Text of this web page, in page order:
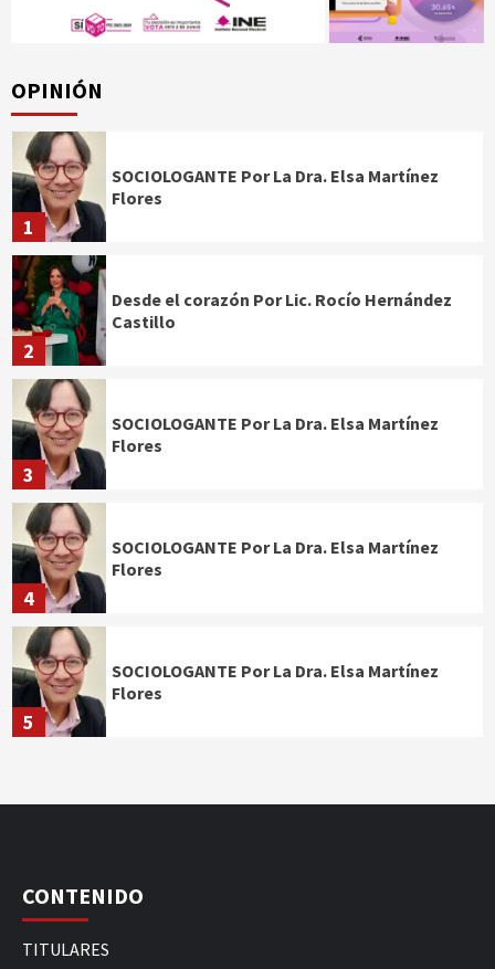
OPINIÓN
1
SOCIOLOGANTE Por La Dra. Elsa Martínez
Flores
2
Desde el corazón Por Lic. Rocío Hernández
Castillo
3
SOCIOLOGANTE Por La Dra. Elsa Martínez
Flores
4
SOCIOLOGANTE Por La Dra. Elsa Martínez
Flores
5
SOCIOLOGANTE Por La Dra. Elsa Martínez
Flores
CONTENIDO
TITULARES